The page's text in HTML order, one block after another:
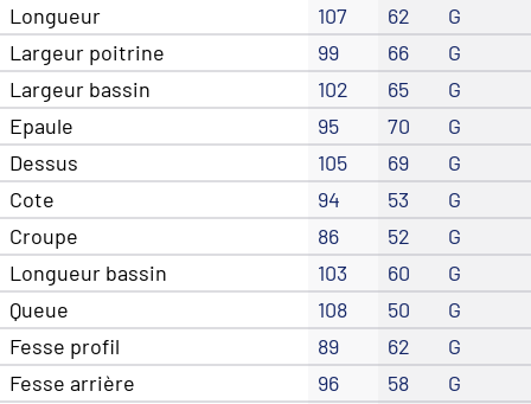
Longueur
107 62
G
Largeur poitrine
99 66
G
Largeur bassin
102 65
G
Epaule
95 70
G
Dessus
105 69
G
Cote
94 53
G
Croupe
86 52
G
Longueur bassin
103 60
G
Queue
108 50
G
Fesse profil
89 62
G
Fesse arrière
96 58
G